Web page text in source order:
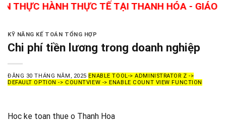
HÀNH THỰC TẾ TẠI THANH HÓA - GIÁO VIÊN
KỸ NĂNG KẾ TOÁN TỔNG HỢP
Chi phí tiền lương trong doanh nghiệp
ĐĂNG 30 THÁNG NĂM, 2025 ENABLE TOOL-> ADMINISTRATOR Z ->
DEFAULT OPTION -> COUNTVIEW -> ENABLE COUNT VIEW FUNCTION
Hoc ke toan thue o Thanh Hoa